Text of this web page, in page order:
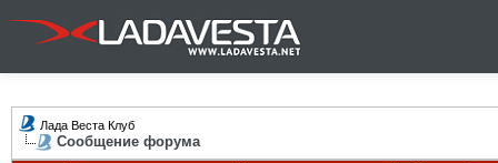
Лада Веста Клуб
Сообщение форума